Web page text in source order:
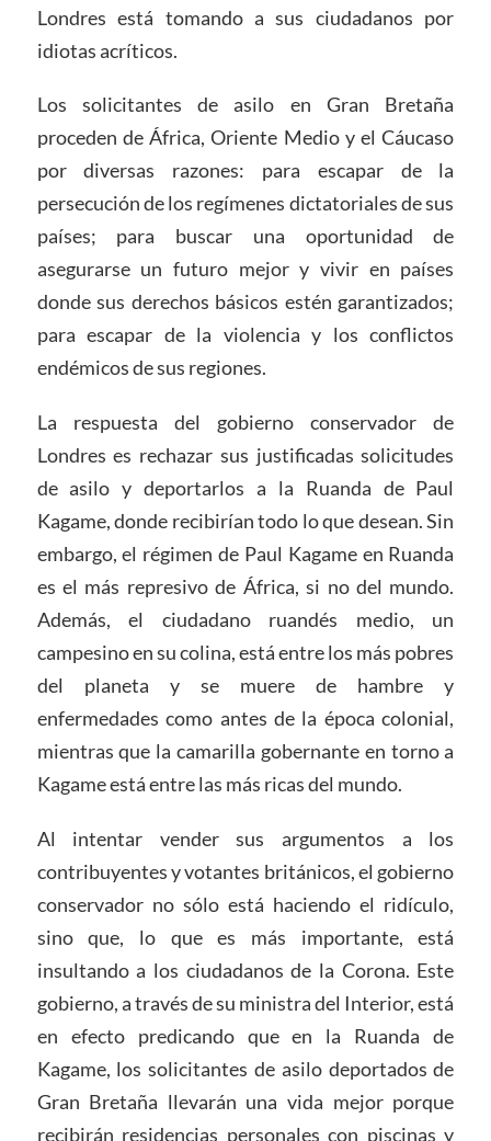
Londres está tomando a sus ciudadanos por
idiotas acríticos.
Los solicitantes de asilo en Gran Bretaña
proceden de África, Oriente Medio y el Cáucaso
por diversas razones: para escapar de la
persecución de los regímenes dictatoriales de sus
países; para buscar una oportunidad de
asegurarse un futuro mejor y vivir en países
donde sus derechos básicos estén garantizados;
para escapar de la violencia y los conflictos
endémicos de sus regiones.
La respuesta del gobierno conservador de
Londres es rechazar sus justificadas solicitudes
de asilo y deportarlos a la Ruanda de Paul
Kagame, donde recibirían todo lo que desean. Sin
embargo, el régimen de Paul Kagame en Ruanda
es el más represivo de África, si no del mundo.
Además, el ciudadano ruandés medio, un
campesino en su colina, está entre los más pobres
del planeta y se muere de hambre y
enfermedades como antes de la época colonial,
mientras que la camarilla gobernante en torno a
Kagame está entre las más ricas del mundo.
Al intentar vender sus argumentos a los
contribuyentes y votantes británicos, el gobierno
conservador no sólo está haciendo el ridículo,
sino que, lo que es más importante, está
insultando a los ciudadanos de la Corona. Este
gobierno, a través de su ministra del Interior, está
en efecto predicando que en la Ruanda de
Kagame, los solicitantes de asilo deportados de
Gran Bretaña llevarán una vida mejor porque
recibirán residencias personales con piscinas y